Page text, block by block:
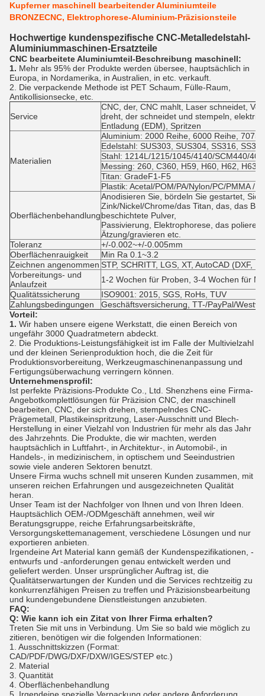
Kupferner maschinell bearbeitender Aluminiumteile
BRONZECNC, Elektrophorese-Aluminium-Präzisionsteile
Hochwertige kundenspezifische CNC-Metalledelstahl-
Aluminiummaschinen-Ersatzteile
CNC bearbeitete Aluminiumteil-Beschreibung maschinell:
1. Mehr als 95% der Produkte werden übersee, hauptsächlich in
Europa, in Nordamerika, in Australien, in etc. verkauft.
2. Die verpackende Methode ist PET Schaum, Fülle-Raum,
Antikollisionsecke, etc.
Service
CNC, der, CNC mahlt, Laser schneidet,
dreht, der schneidet und stempeln,
Entladung (EDM), Spritzen
Materialien
Aluminium: 2000 Reihe, 6000 Reihe,
Edelstahl: SUS303, SUS304, SS316,
Stahl: 1214L/1215/1045/4140/SCM440/
Messing: 260, C360, H59, H60, H62, H63,
Titan: GradeF1-F5
Plastik: Acetal/POM/PA/Nylon/PC/PMMA /
Oberflächenbehandlung
Anodisieren Sie, bördeln Sie gestartet,
Zink/Nickel/Chrome/das Titan, das, das
beschichtete Pulver,
Passivierung, Elektrophorese, das
Ätzung/gravieren etc.
Toleranz
+/-0.002~+/-0.005mm
Oberflächenrauigkeit
Min Ra 0.1~3.2
Zeichnen angenommen STP, SCHRITT, LGS, XT, AutoCAD (DXF,
Vorbereitungs- und
Anlaufzeit
1-2 Wochen für Proben, 3-4 Wochen für
Qualitätssicherung
ISO9001: 2015, SGS, RoHs, TUV
Zahlungsbedingungen
Geschäftsversicherung, TT-/PayPal/
Vorteil:
1. Wir haben unsere eigene Werkstatt, die einen Bereich von
ungefähr 3000 Quadratmetern abdeckt.
2. Die Produktions-Leistungsfähigkeit ist im Falle der Multivielzahl
und der kleinen Serienproduktion hoch, die die Zeit für
Produktionsvorbereitung, Werkzeugmaschinenanpassung und
Fertigungsüberwachung verringern können.
Unternehmensprofil:
Ist perfekte Präzisions-Produkte Co., Ltd. Shenzhens eine Firma-
Angebotkomplettlösungen für Präzision CNC, der maschinell
bearbeiten, CNC, der sich drehen, stempelndes CNC-
Prägemetall, Plastikeinspritzung, Laser-Ausschnitt und Blech-
Herstellung in einer Vielzahl von Industrien für mehr als das Jahr
des Jahrzehnts. Die Produkte, die wir machten, werden
hauptsächlich in Luftfahrt-, in Architektur-, in Automobil-, in
Handels-, in medizinischem, in optischem und Seeindustrien
sowie viele anderen Sektoren benutzt.
Unsere Firma wuchs schnell mit unseren Kunden zusammen, mit
unseren reichen Erfahrungen und ausgezeichneten Qualität
heran.
Unser Team ist der Nachfolger von Ihnen und von Ihren Ideen.
Hauptsächlich OEM-/ODMgeschäft annehmen, weil wir
Beratungsgruppe, reiche Erfahrungsarbeitskräfte,
Versorgungskettemanagement, verschiedene Lösungen und nur
exportieren anbieten.
Irgendeine Art Material kann gemäß der Kundenspezifikationen, -
entwurfs und -anforderungen genau entwickelt werden und
geliefert werden. Unser ursprünglicher Auftrag ist, die
Qualitätserwartungen der Kunden und die Services rechtzeitig zu
konkurrenzfähigen Preisen zu treffen und Präzisionsbearbeitung
und kundengebundene Dienstleistungen anzubieten.
FAQ:
Q: Wie kann ich ein Zitat von Ihrer Firma erhalten?
Treten Sie mit uns in Verbindung. Um Sie so bald wie möglich zu
zitieren, benötigen wir die folgenden Informationen:
1. Ausschnittskizzen (Format:
CAD/PDF/DWG/DXF/DXW/IGES/STEP etc.)
2. Material
3. Quantität
4. Oberflächenbehandlung